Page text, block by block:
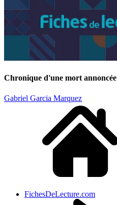
Chronique d'une mort annoncée
Gabriel Garcia Marquez
FichesDeLecture.com